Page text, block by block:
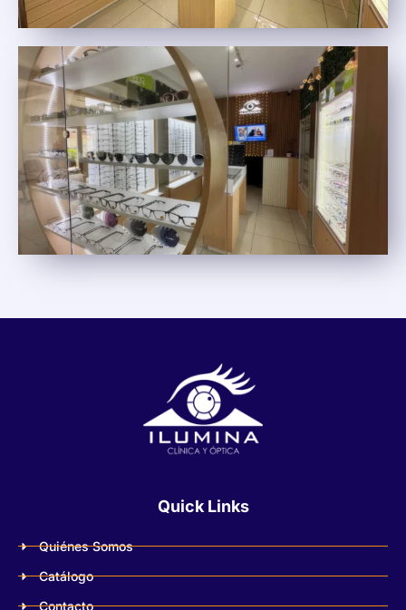
Quick Links
Quiénes Somos
Catálogo
Contacto